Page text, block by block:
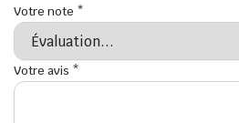
Votre note *
Votre avis *